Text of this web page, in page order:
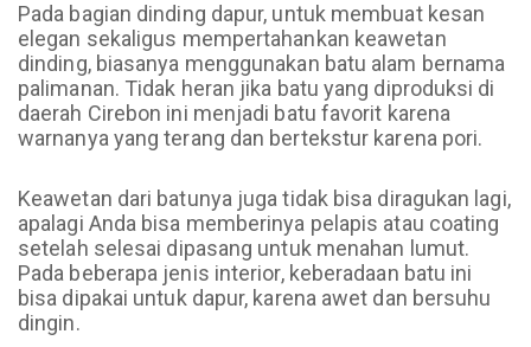
Pada bagian dinding dapur, untuk membuat kesan
elegan sekaligus mempertahankan keawetan
dinding, biasanya menggunakan batu alam bernama
palimanan. Tidak heran jika batu yang diproduksi di
daerah Cirebon ini menjadi batu favorit karena
warnanya yang terang dan bertekstur karena pori.
Keawetan dari batunya juga tidak bisa diragukan lagi,
apalagi Anda bisa memberinya pelapis atau coating
setelah selesai dipasang untuk menahan lumut.
Pada beberapa jenis interior, keberadaan batu ini
bisa dipakai untuk dapur, karena awet dan bersuhu
dingin.